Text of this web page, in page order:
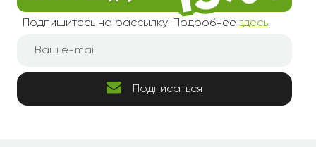
Подпишитесь на рассылку! Подробнее здесь.
Подписаться